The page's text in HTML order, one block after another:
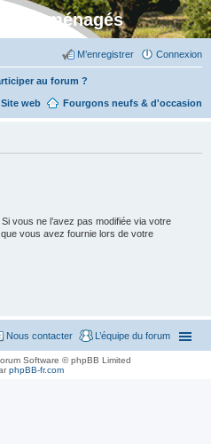
aménagés
Connexion
M’enregistrer
au forum ?
Fourgons neufs & d'occasion
Site web
R
vous ne l’avez pas modifiée via votre
que vous avez fournie lors de votre
L’équipe du forum
Nous contacter
Software © phpBB Limited
phpBB-fr.com